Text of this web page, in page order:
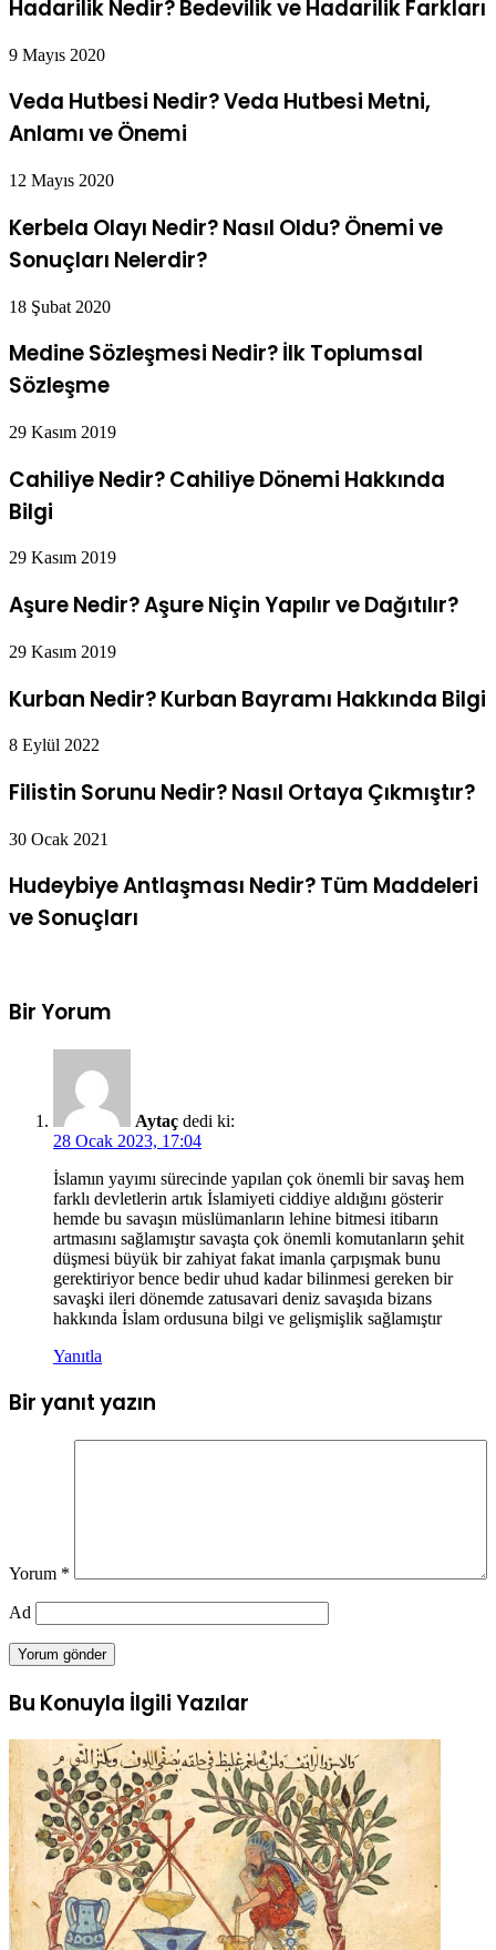
Hadarilik Nedir? Bedevilik ve Hadarilik Farkları
9 Mayıs 2020
Veda Hutbesi Nedir? Veda Hutbesi Metni,
Anlamı ve Önemi
12 Mayıs 2020
Kerbela Olayı Nedir? Nasıl Oldu? Önemi ve
Sonuçları Nelerdir?
18 Şubat 2020
Medine Sözleşmesi Nedir? İlk Toplumsal
Sözleşme
29 Kasım 2019
Cahiliye Nedir? Cahiliye Dönemi Hakkında
Bilgi
29 Kasım 2019
Aşure Nedir? Aşure Niçin Yapılır ve Dağıtılır?
29 Kasım 2019
Kurban Nedir? Kurban Bayramı Hakkında Bilgi
8 Eylül 2022
Filistin Sorunu Nedir? Nasıl Ortaya Çıkmıştır?
30 Ocak 2021
Hudeybiye Antlaşması Nedir? Tüm Maddeleri
ve Sonuçları
Bir Yorum
Aytaç dedi ki:
28 Ocak 2023, 17:04
İslamın yayımı sürecinde yapılan çok önemli bir savaş hem
farklı devletlerin artık İslamiyeti ciddiye aldığını gösterir
hemde bu savaşın müslümanların lehine bitmesi itibarın
artmasını sağlamıştır savaşta çok önemli komutanların şehit
düşmesi büyük bir zahiyat fakat imanla çarpışmak bunu
gerektiriyor bence bedir uhud kadar bilinmesi gereken bir
savaşki ileri dönemde zatusavari deniz savaşıda bizans
hakkında İslam ordusuna bilgi ve gelişmişlik sağlamıştır
Yanıtla
Bir yanıt yazın
Yorum *
Ad
Bu Konuyla İlgili Yazılar